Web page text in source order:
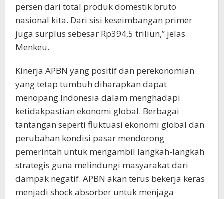
persen dari total produk domestik bruto
nasional kita. Dari sisi keseimbangan primer
juga surplus sebesar Rp394,5 triliun,” jelas
Menkeu.
Kinerja APBN yang positif dan perekonomian
yang tetap tumbuh diharapkan dapat
menopang Indonesia dalam menghadapi
ketidakpastian ekonomi global. Berbagai
tantangan seperti fluktuasi ekonomi global dan
perubahan kondisi pasar mendorong
pemerintah untuk mengambil langkah-langkah
strategis guna melindungi masyarakat dari
dampak negatif. APBN akan terus bekerja keras
menjadi shock absorber untuk menjaga